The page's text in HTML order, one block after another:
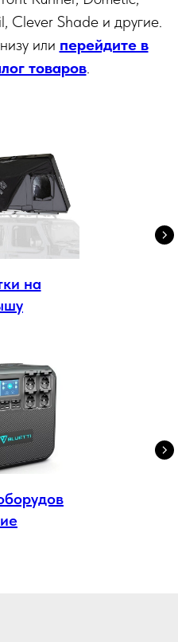
Clever Shade и другие.
или перейдите в
товаров.
на